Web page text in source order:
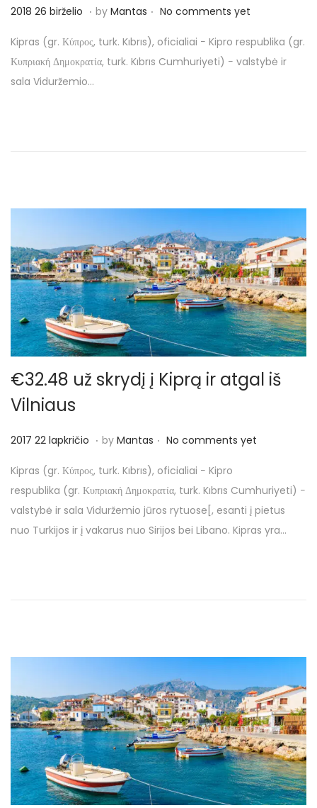
P
s
t
e
2018 26 birželio 2
1
8
2
e
i
o
. by Mantas . No comments yet
Kipras (gr. Κύπρος, turk. Kıbrıs), oficialiai − Kipro respublika (gr.
Κυπριακή Δημοκρατία, turk. Kıbrıs Cumhuriyeti) − valstybė ir
sala Viduržemio…
€32.48 už skrydį į Kiprą ir atgal iš
Vilniaus
P
s
t
e
d
2017 22 lapkričio 2
1
7
2
2
i
i
o
. by Mantas . No comments yet
Kipras (gr. Κύπρος, turk. Kıbrıs), oficialiai − Kipro
respublika (gr. Κυπριακή Δημοκρατία, turk. Kıbrıs Cumhuriyeti) −
valstybė ir sala Viduržemio jūros rytuose[, esanti į pietus
nuo Turkijos ir į vakarus nuo Sirijos bei Libano. Kipras yra…